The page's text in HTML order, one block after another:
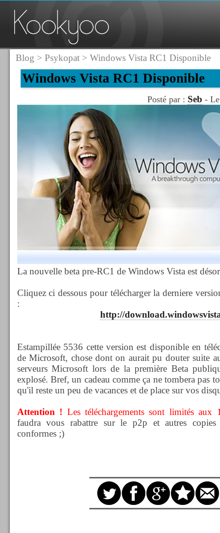
Blog > Psykopat> Windows Vista RC1 Disponible
Windows Vista RC1 Disponible
Posté par : Seb -
La nouvelle beta pre-RC1 de Windows Vista est
Cliquez ci dessous pour télécharger la derniere
:
http://
Estampillée 5536 cette version est disponible en
de Microsoft, chose dont on aurait pu douter suite
serveurs Microsoft lors de la première Beta
explosé. Bref, un cadeau comme ça ne tombera pas
qu'il reste un peu de vacances et de place sur vos
Attention ! Les téléchargements sont limités aux
faudra vous rabattre sur le p2p et autres copies
conformes ;)